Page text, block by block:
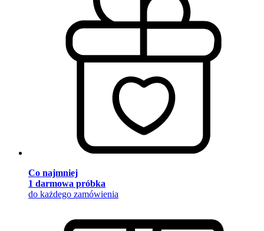
Co najmniej
1 darmowa próbka
do każdego zamówienia